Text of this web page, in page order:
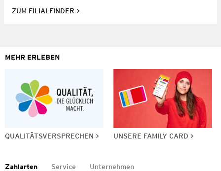
ZUM FILIALFINDER
MEHR ERLEBEN
QUALITÄTSVERSPRECHEN UNSERE FAMILY CARD
Zahlarten Service Unternehmen